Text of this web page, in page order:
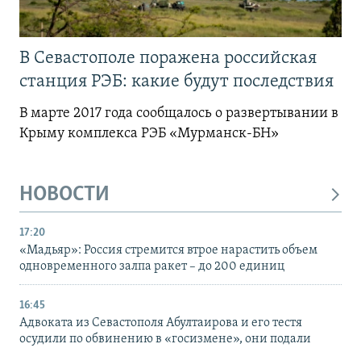
В Севастополе поражена российская
станция РЭБ: какие будут последствия
В марте 2017 года сообщалось о развертывании в
Крыму комплекса РЭБ «Мурманск-БН»
НОВОСТИ
17:20
«Мадьяр»: Россия стремится втрое нарастить объем
одновременного залпа ракет – до 200 единиц
16:45
Адвоката из Севастополя Абултаирова и его тестя
осудили по обвинению в «госизмене», они подали